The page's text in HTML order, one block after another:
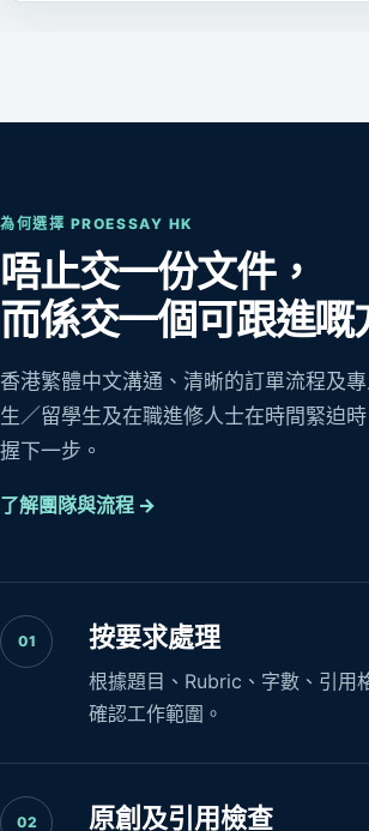
為何選擇 PROESSAY HK
唔止交一份文件，
而係交一個可跟進嘅
香港繁體中文溝通、清晰的訂單流程及
生／留學生及在職進修人士在時間緊迫
握下一步。
了解團隊與流程 →
01 按要求處理
根據題目、Rubric、字數、引用
確認工作範圍。
02 原創及引用檢查